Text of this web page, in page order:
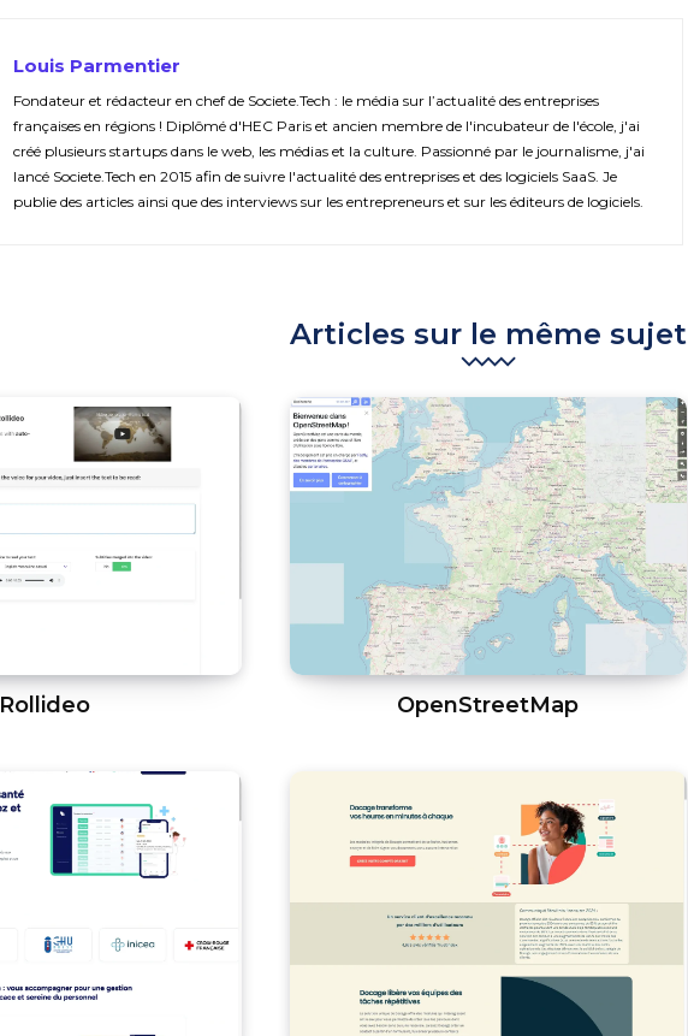
Louis Parmentier
Fondateur et rédacteur en chef de Societe.Tech : le média sur l’actualité des entreprises
françaises en régions ! Diplômé d'HEC Paris et ancien membre de l'incubateur de l'école, j'ai
créé plusieurs startups dans le web, les médias et la culture. Passionné par le journalisme, j'ai
lancé Societe.Tech en 2015 afin de suivre l'actualité des entreprises et des logiciels SaaS. Je
publie des articles ainsi que des interviews sur les entrepreneurs et sur les éditeurs de logiciels.
Articles sur le même sujet
Rollideo OpenStreetMap